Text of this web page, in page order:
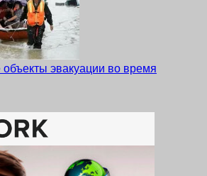
эвакуации во время